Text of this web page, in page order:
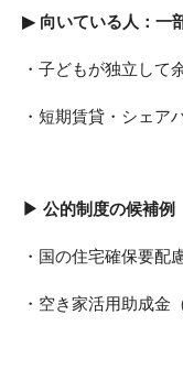
▶ 向いている人：一
・子どもが独立して
・短期賃貸・シェア
▶ 公的制度の候補例
・国の住宅確保要配
・空き家活用助成金